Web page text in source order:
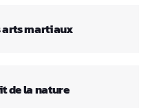
arts martiaux
de la nature